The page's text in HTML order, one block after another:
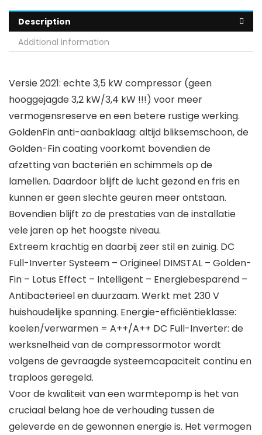
Description
Additional information
Versie 2021: echte 3,5 kW compressor (geen
hooggejagde 3,2 kW/3,4 kW !!!) voor meer
vermogensreserve en een betere rustige werking.
GoldenFin anti-aanbaklaag: altijd bliksemschoon, de
Golden-Fin coating voorkomt bovendien de
afzetting van bacteriën en schimmels op de
lamellen. Daardoor blijft de lucht gezond en fris en
kunnen er geen slechte geuren meer ontstaan.
Bovendien blijft zo de prestaties van de installatie
vele jaren op het hoogste niveau.
Extreem krachtig en daarbij zeer stil en zuinig. DC
Full-Inverter Systeem – Origineel DIMSTAL – Golden-
Fin – Lotus Effect – Intelligent – Energiebesparend –
Antibacterieel en duurzaam. Werkt met 230 V
huishoudelijke spanning. Energie-efficiëntieklasse:
koelen/verwarmen = A++/A++ DC Full-Inverter: de
werksnelheid van de compressormotor wordt
volgens de gevraagde systeemcapaciteit continu en
traploos geregeld.
Voor de kwaliteit van een warmtepomp is het van
cruciaal belang hoe de verhouding tussen de
geleverde en de gewonnen energie is. Het vermogen